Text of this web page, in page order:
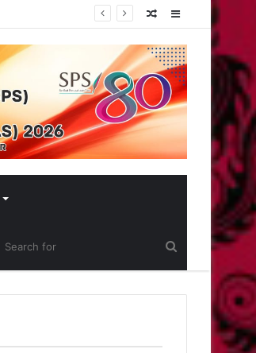
Sidebar
Random